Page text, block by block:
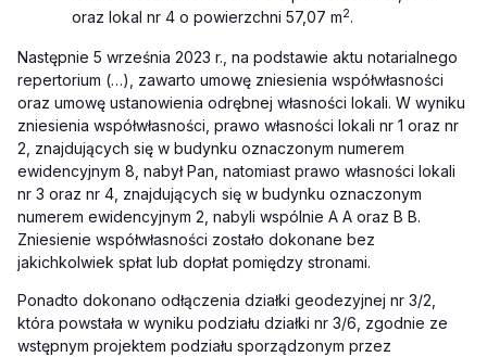
oraz lokal nr 4 o powierzchni 57,07 m2.
Następnie 5 września 2023 r., na podstawie aktu notarialnego
repertorium (…), zawarto umowę zniesienia współwłasności
oraz umowę ustanowienia odrębnej własności lokali. W wyniku
zniesienia współwłasności, prawo własności lokali nr 1 oraz nr
2, znajdujących się w budynku oznaczonym numerem
ewidencyjnym 8, nabył Pan, natomiast prawo własności lokali
nr 3 oraz nr 4, znajdujących się w budynku oznaczonym
numerem ewidencyjnym 2, nabyli wspólnie A A oraz B B.
Zniesienie współwłasności zostało dokonane bez
jakichkolwiek spłat lub dopłat pomiędzy stronami.
Ponadto dokonano odłączenia działki geodezyjnej nr 3/2,
która powstała w wyniku podziału działki nr 3/6, zgodnie ze
wstępnym projektem podziału sporządzonym przez